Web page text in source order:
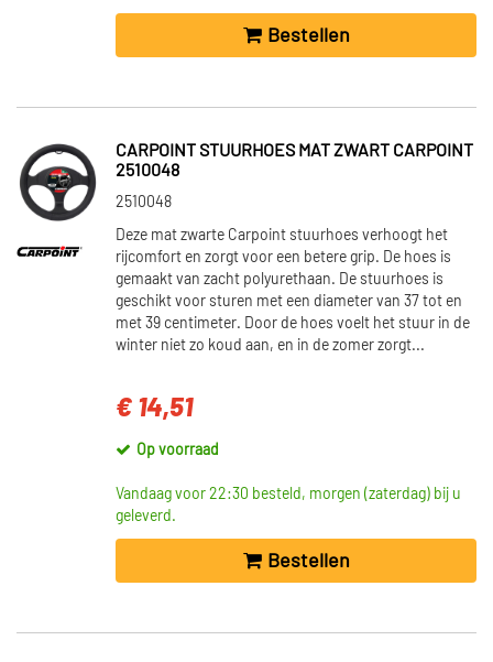
Bestellen
CARPOINT STUURHOES MAT ZWART CARPOINT
2510048
2510048
Deze mat zwarte Carpoint stuurhoes verhoogt het
rijcomfort en zorgt voor een betere grip. De hoes is
gemaakt van zacht polyurethaan. De stuurhoes is
geschikt voor sturen met een diameter van 37 tot en
met 39 centimeter. Door de hoes voelt het stuur in de
winter niet zo koud aan, en in de zomer zorgt...
€ 14,51
Op voorraad
Vandaag voor 22:30 besteld, morgen (zaterdag) bij u
geleverd.
Bestellen